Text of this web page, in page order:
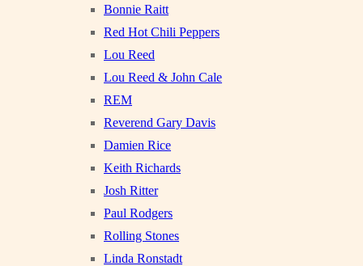
Bonnie Raitt
Red Hot Chili Peppers
Lou Reed
Lou Reed & John Cale
REM
Reverend Gary Davis
Damien Rice
Keith Richards
Josh Ritter
Paul Rodgers
Rolling Stones
Linda Ronstadt